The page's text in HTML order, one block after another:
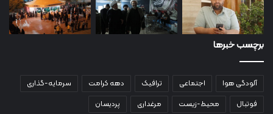
برچسب خبرها
آلودگی هوا اجتماعی ترافیک دهه کرامت
سرمایه-گذاری
فوتبال
محیط-زیست مرغداری
پردیسان